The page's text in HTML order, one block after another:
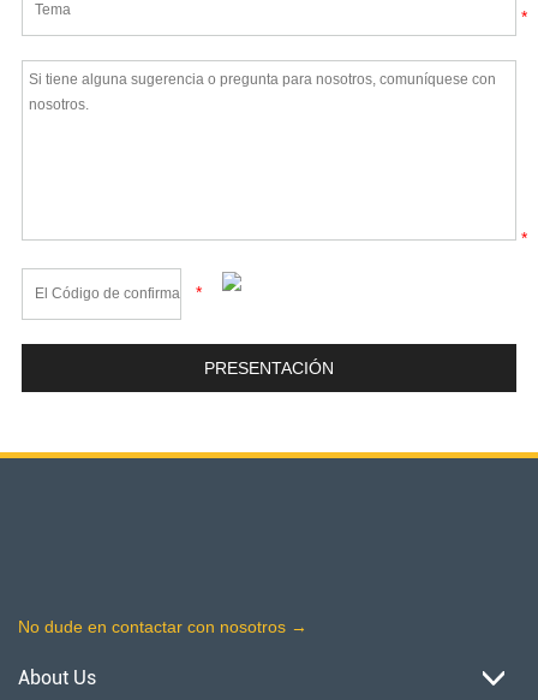
*
*
*
No dude en contactar con nosotros →
About Us